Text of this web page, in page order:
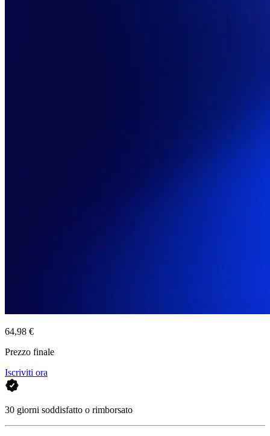
64,98 €
Prezzo finale
Iscriviti ora
30 giorni soddisfatto o rimborsato